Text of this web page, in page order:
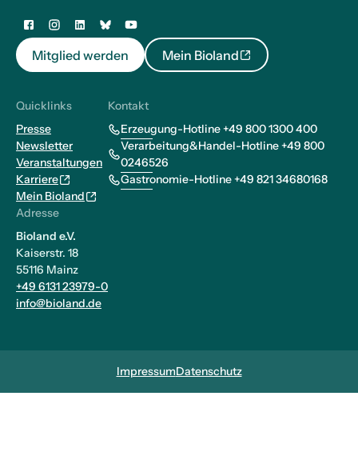
Mitglied werden Mein Bioland
Quicklinks
Presse
Newsletter
Veranstaltungen
Karriere
Mein Bioland
Adresse
Bioland e.V.
Kaiserstr. 18
55116 Mainz
+49 6131 23979-0
info@bioland.de
Kontakt
Erzeugung-Hotline +49 800 1300 400
Verarbeitung&Handel-Hotline +49 800
0246526
Gastronomie-Hotline +49 821 34680168
ImpressumDatenschutz